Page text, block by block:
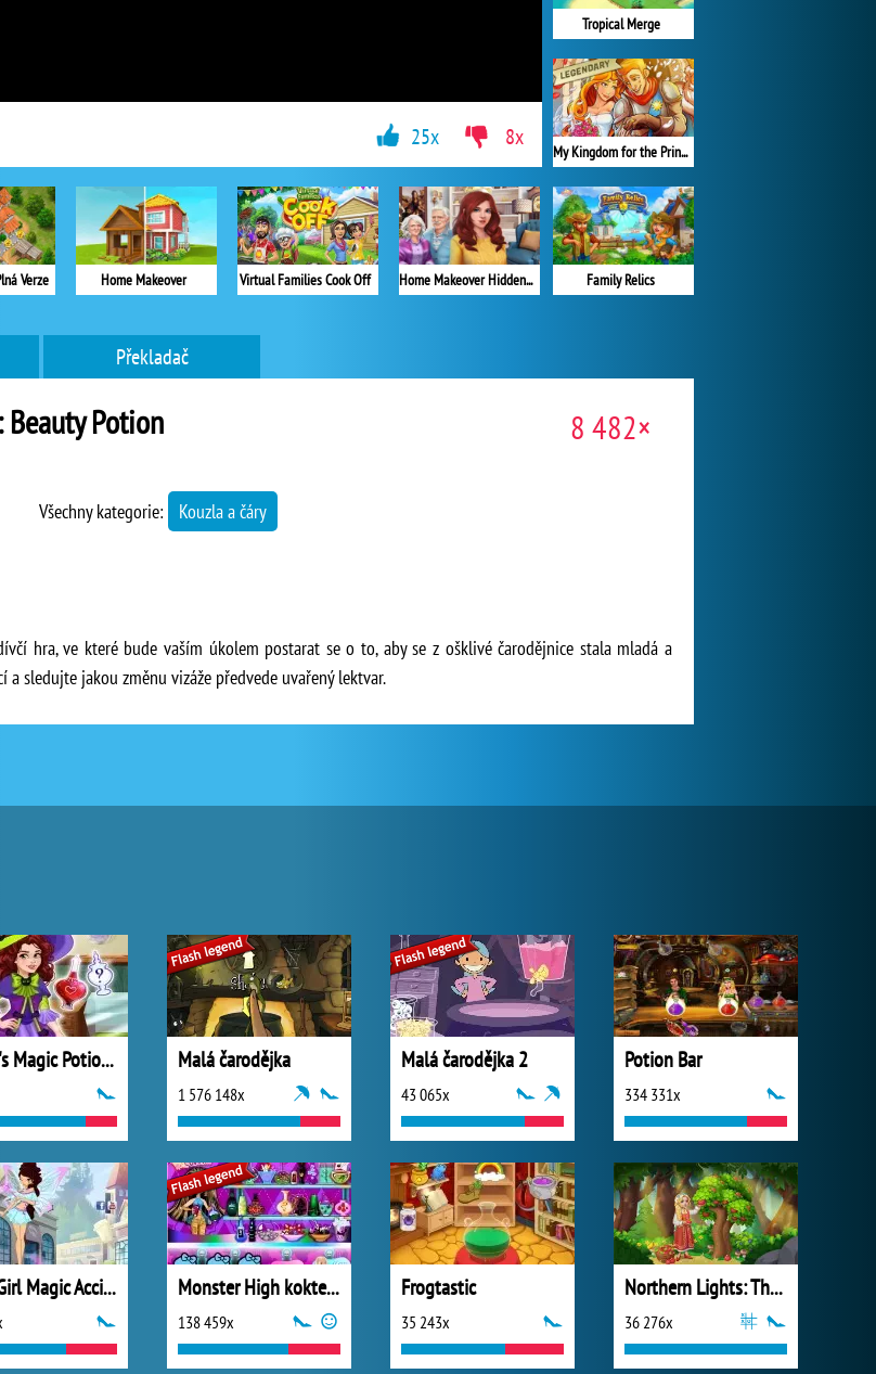
Tropical Merge
My Kingdom for the Princess Plná verze
Family Relics
Verze Home Makeover Virtual Families Cook Off Home Makeover Hidden Object
25x 8x
Překladač
Potion 8 482×
Všechny kategorie: Kouzla a čáry
hra, ve které bude vaším úkolem postarat se o to, aby se z ošklivé čarodějnice stala mladá a
sledujte jakou změnu vizáže předvede uvařený lektvar.
Olivia's Magic Potion Shop Malá čarodějka
1 576 148x
Malá čarodějka 2
43 065x
Potion Bar
334 331x
Winx Girl Magic Accident Monster High koktejl lásky
138 459x
Frogtastic
35 243x
Northern Lights: The Secret of the Forest
36 276x